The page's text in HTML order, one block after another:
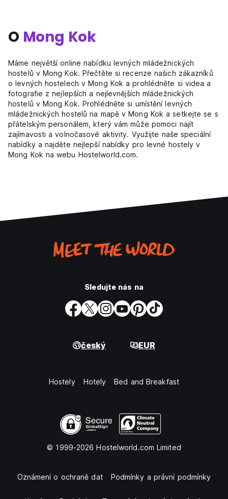
O Mong Kok
Máme největší online nabídku levných mládežnických
hostelů v Mong Kok. Přečtěte si recenze našich zákazníků
o levných hostelech v Mong Kok a prohlédněte si videa a
fotografie z nejlepších a nejlevnějších mládežnických
hostelů v Mong Kok. Prohlédněte si umístění levných
mládežnických hostelů na mapě v Mong Kok a setkejte se s
přátelským personálem, který vám může pomoci najít
zajímavosti a volnočasové aktivity. Využijte naše speciální
nabídky a najděte nejlepší nabídky pro levné hostely v
Mong Kok na webu Hostelworld.com.
Sledujte nás na
český EUR
Hostely Hotely Bed and Breakfast
© 1999-2026 Hostelworld.com Limited
Oznámení o ochraně dat Podmínky a právní podmínky